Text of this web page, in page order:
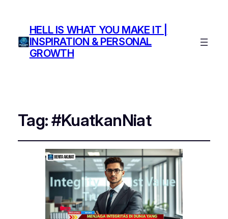
HELL IS WHAT YOU MAKE IT |
INSPIRATION & PERSONAL
GROWTH
Tag:#KuatkanNiat